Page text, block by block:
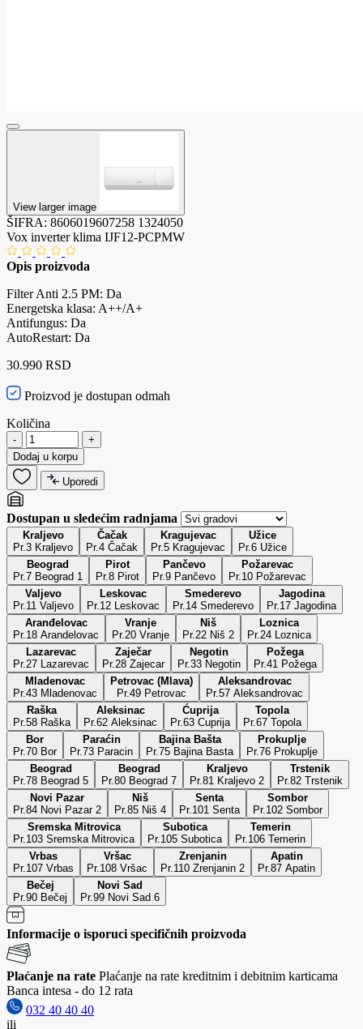
View larger image
ŠIFRA: 8606019607258 1324050
Vox inverter klima IJF12-PCPMW
Opis proizvoda
Filter Anti 2.5 PM: Da
Energetska klasa: A++/A+
Antifungus: Da
AutoRestart: Da
30.990 RSD
Proizvod je dostupan odmah
Količina
-
+
Dodaj u korpu
Uporedi
Dostupan u sledećim radnjama
Kraljevo
Pr.3 Kraljevo
Čačak
Pr.4 Čačak
Kragujevac
Pr.5 Kragujevac
Užice
Pr.6 Užice
Beograd
Pr.7 Beograd 1
Pirot
Pr.8 Pirot
Pančevo
Pr.9 Pančevo
Požarevac
Pr.10 Požarevac
Valjevo
Pr.11 Valjevo
Leskovac
Pr.12 Leskovac
Smederevo
Pr.14 Smederevo
Jagodina
Pr.17 Jagodina
Aranđelovac
Pr.18 Arandelovac
Vranje
Pr.20 Vranje
Niš
Pr.22 Niš 2
Loznica
Pr.24 Loznica
Lazarevac
Pr.27 Lazarevac
Zaječar
Pr.28 Zajecar
Negotin
Pr.33 Negotin
Požega
Pr.41 Požega
Mladenovac
Pr.43 Mladenovac
Petrovac (Mlava)
Pr.49 Petrovac
Aleksandrovac
Pr.57 Aleksandrovac
Raška
Pr.58 Raška
Aleksinac
Pr.62 Aleksinac
Ćuprija
Pr.63 Cuprija
Topola
Pr.67 Topola
Bor
Pr.70 Bor
Paraćin
Pr.73 Paracin
Bajina Bašta
Pr.75 Bajina Basta
Prokuplje
Pr.76 Prokuplje
Beograd
Pr.78 Beograd 5
Beograd
Pr.80 Beograd 7
Kraljevo
Pr.81 Kraljevo 2
Trstenik
Pr.82 Trstenik
Novi Pazar
Pr.84 Novi Pazar 2
Niš
Pr.85 Niš 4
Senta
Pr.101 Senta
Sombor
Pr.102 Sombor
Sremska Mitrovica
Pr.103 Sremska Mitrovica
Subotica
Pr.105 Subotica
Temerin
Pr.106 Temerin
Vrbas
Pr.107 Vrbas
Vršac
Pr.108 Vršac
Zrenjanin
Pr.110 Zrenjanin 2
Apatin
Pr.87 Apatin
Bečej
Pr.90 Bečej
Novi Sad
Pr.99 Novi Sad 6
Informacije o isporuci specifičnih proizvoda
Plaćanje na rate Plaćanje na rate kreditnim i debitnim karticama
Banca intesa - do 12 rata
032 40 40 40
ili